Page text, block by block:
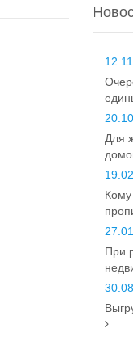
Для
Кому
При